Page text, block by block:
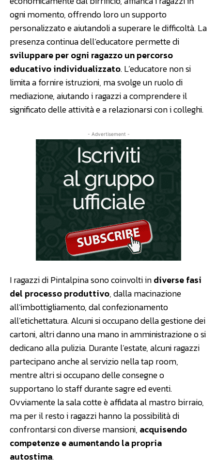
ogni momento, offrendo loro un supporto
personalizzato e aiutandoli a superare le difficoltà. La
presenza continua dell’educatore permette di
sviluppare per ogni ragazzo un percorso
educativo individualizzato. L’educatore non si
limita a fornire istruzioni, ma svolge un ruolo di
mediazione, aiutando i ragazzi a comprendere il
significato delle attività e a relazionarsi con i colleghi.
- Advertisement -
I ragazzi di Pintalpina sono coinvolti indiverse fasi
del processo produttivo, dalla macinazione
all’imbottigliamento, dal confezionamento
all’etichettatura. Alcuni si occupano della gestione dei
cartoni, altri danno una mano in amministrazione o si
dedicano alla pulizia. Durante l’estate, alcuni ragazzi
partecipano anche al servizio nella tap room,
mentre altri si occupano delle consegne o
supportano lo staff durante sagre ed eventi.
Ovviamente la sala cotte è affidata al mastro birraio,
ma per il resto i ragazzi hanno la possibilità di
confrontarsi con diverse mansioni, acquisendo
competenze e aumentando la propria
autostima.